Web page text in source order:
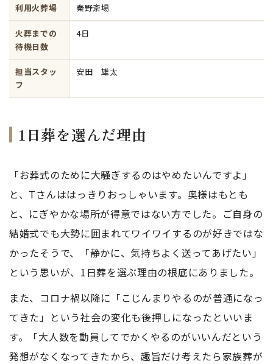
利用火葬場 秦野斎場
火葬までの
待機日数
4日
担当スタッ
フ
安田 雄太
1日葬を選んだ理由
「お葬式のために大騒ぎするのはやめたいんですよ」
と、Tさんははっきりおっしゃいます。奥様はもとも
と、にぎやかな場所が得意ではない方でした。ご自身の
結婚式でも大勢に囲まれてワイワイするのが好きではな
かったそうで、「静かに、気持ちよく送ってあげたい」
という思いが、1日葬を選ぶ理由の根底にありました。
また、コロナ禍以降に「こじんまりやるのが普通になっ
てきた」という社会の変化も後押しになったといいま
す。「大人数を動員してでかくやるのがいいんだという
発想がなくなってきたから、趣旨だけ考えたら家族葬が